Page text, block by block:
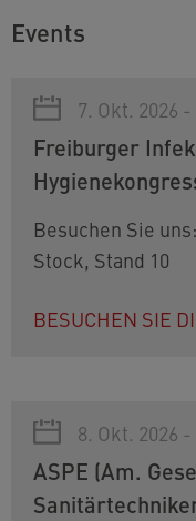
Events
7. Okt. 2026
Freiburger
Besuchen Sie
Stock, Stand 10
BESUCHEN SIE
8. Okt. 2026
ASPE (Am.